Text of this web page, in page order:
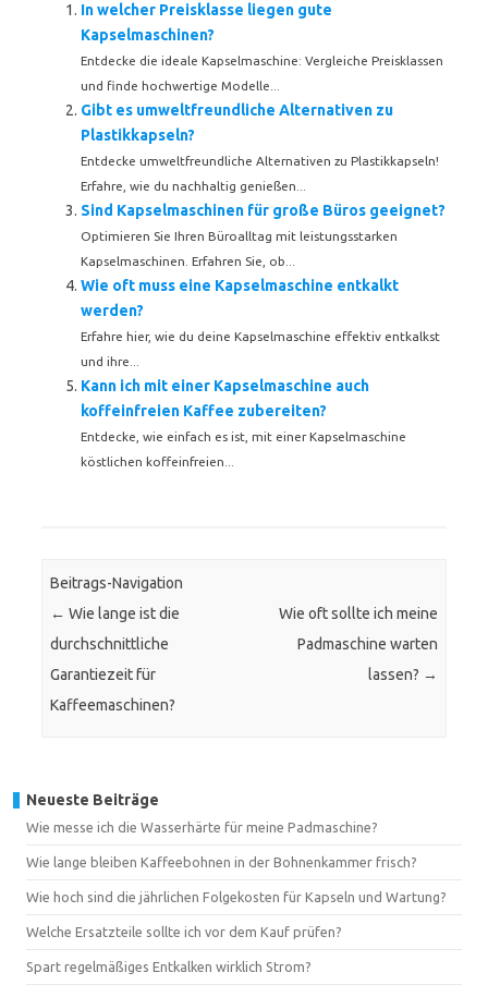
In welcher Preisklasse liegen gute
Kapselmaschinen?
Entdecke die ideale Kapselmaschine: Vergleiche Preisklassen
und finde hochwertige Modelle...
Gibt es umweltfreundliche Alternativen zu
Plastikkapseln?
Entdecke umweltfreundliche Alternativen zu Plastikkapseln!
Erfahre, wie du nachhaltig genießen...
Sind Kapselmaschinen für große Büros geeignet?
Optimieren Sie Ihren Büroalltag mit leistungsstarken
Kapselmaschinen. Erfahren Sie, ob...
Wie oft muss eine Kapselmaschine entkalkt
werden?
Erfahre hier, wie du deine Kapselmaschine effektiv entkalkst
und ihre...
Kann ich mit einer Kapselmaschine auch
koffeinfreien Kaffee zubereiten?
Entdecke, wie einfach es ist, mit einer Kapselmaschine
köstlichen koffeinfreien...
Beitrags-Navigation
← Wie lange ist die
durchschnittliche
Garantiezeit für
Kaffeemaschinen?
Wie oft sollte ich meine
Padmaschine warten
lassen? →
Neueste Beiträge
Wie messe ich die Wasserhärte für meine Padmaschine?
Wie lange bleiben Kaffeebohnen in der Bohnenkammer frisch?
Wie hoch sind die jährlichen Folgekosten für Kapseln und Wartung?
Welche Ersatzteile sollte ich vor dem Kauf prüfen?
Spart regelmäßiges Entkalken wirklich Strom?